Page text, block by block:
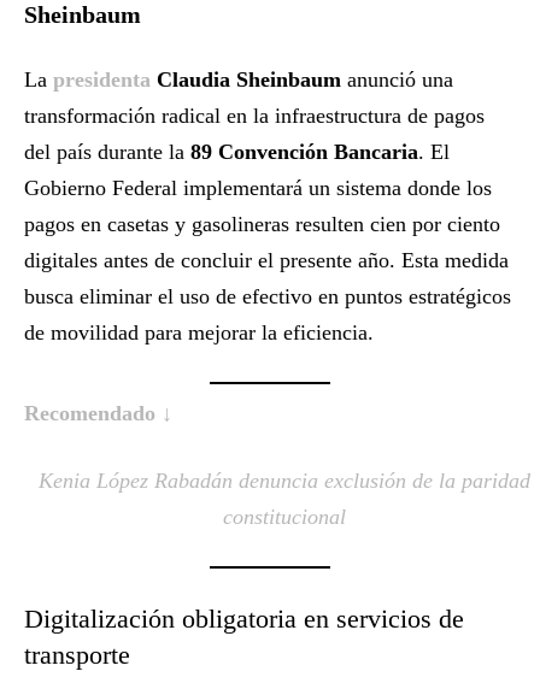
Sheinbaum
La presidenta Claudia Sheinbaum anunció una
transformación radical en la infraestructura de pagos
del país durante la 89 Convención Bancaria. El
Gobierno Federal implementará un sistema donde los
pagos en casetas y gasolineras resulten cien por ciento
digitales antes de concluir el presente año. Esta medida
busca eliminar el uso de efectivo en puntos estratégicos
de movilidad para mejorar la eficiencia.
Recomendado ↓
Kenia López Rabadán denuncia exclusión de la paridad
constitucional
Digitalización obligatoria en servicios de
transporte